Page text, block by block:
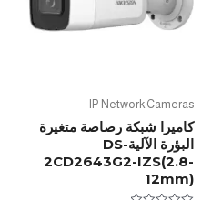
IP Network Cameras
كاميرا شبكة رصاصة متغيرة
البؤرة الآليةDS-
2CD2643G2-IZS(2.8-
12mm)